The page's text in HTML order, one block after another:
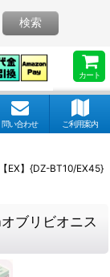
カート
検索
問い合わせ ご利用案内
EX】{DZ-BT10/EX45}
ブリビオニス